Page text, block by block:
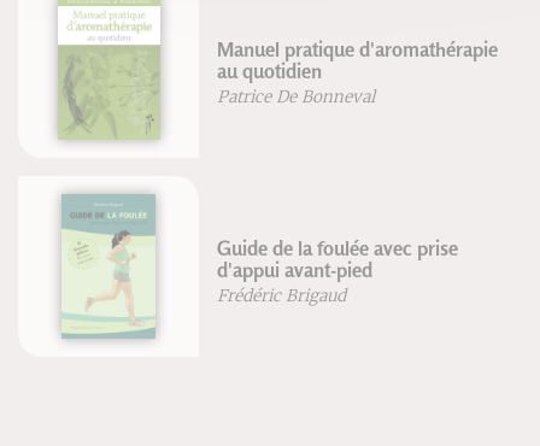
Manuel pratique d'aromathérapie
au quotidien
Patrice De Bonneval
Guide de la foulée avec prise
d'appui avant-pied
Frédéric Brigaud